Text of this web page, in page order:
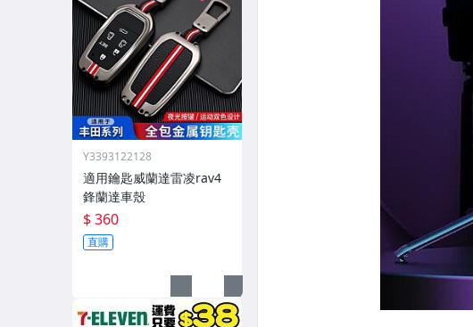
Y3393122128
適用鑰匙威蘭達雷凌rav4
鋒蘭達車殼
$ 360
直購